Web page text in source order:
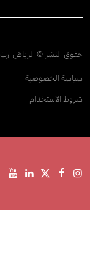
حقوق النشر © الرياض آرت
سياسة الخصوصية
شروط الاستخدام